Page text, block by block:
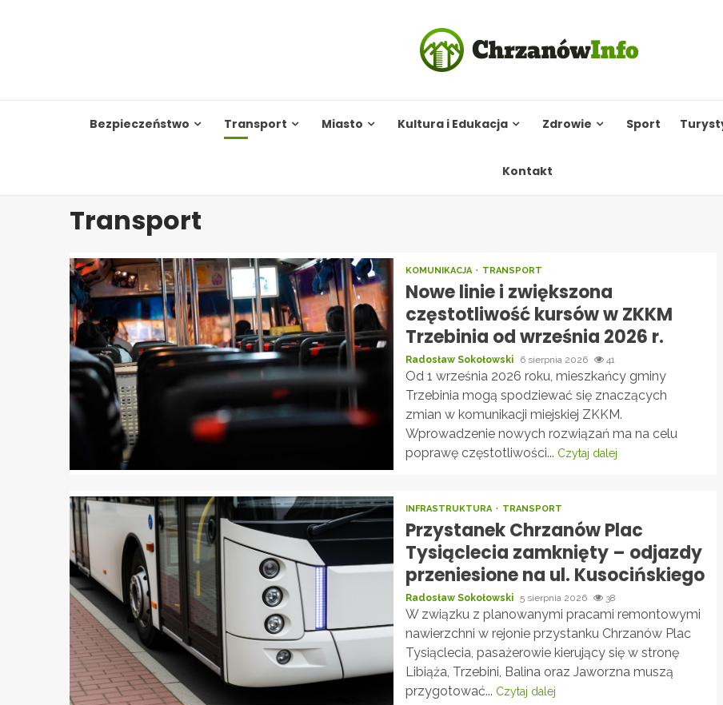
Bezpieczeństwo Transport Miasto Kultura i Edukacja Zdrowie Sport
Kontakt
Transport
KOMUNIKACJA TRANSPORT
Nowe linie i zwiększona
częstotliwość kursów w ZKKM
Trzebinia od września 2026 r.
Radosław Sokołowski 6 sierpnia 2026 41
Od 1 września 2026 roku, mieszkańcy gminy
Trzebinia mogą spodziewać się znaczących
zmian w komunikacji miejskiej ZKKM.
Wprowadzenie nowych rozwiązań ma na celu
poprawę częstotliwości... Czytaj dalej
INFRASTRUKTURA TRANSPORT
Przystanek Chrzanów Plac
Tysiąclecia zamknięty – odjazdy
przeniesione na ul. Kusocińskiego
Radosław Sokołowski 5 sierpnia 2026 38
W związku z planowanymi pracami remontowymi
nawierzchni w rejonie przystanku Chrzanów Plac
Tysiąclecia, pasażerowie kierujący się w stronę
Libiąża, Trzebini, Balina oraz Jaworzna muszą
przygotować... Czytaj dalej